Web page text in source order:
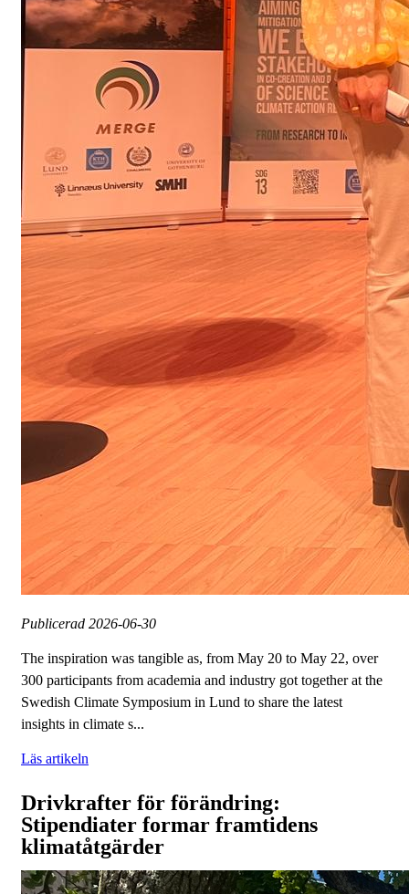
Publicerad 2026-06-30
The inspiration was tangible as, from May 20 to May 22, over
300 participants from academia and industry got together at the
Swedish Climate Symposium in Lund to share the latest
insights in climate s...
Läs artikeln
Drivkrafter för förändring:
Stipendiater formar framtidens
klimatåtgärder